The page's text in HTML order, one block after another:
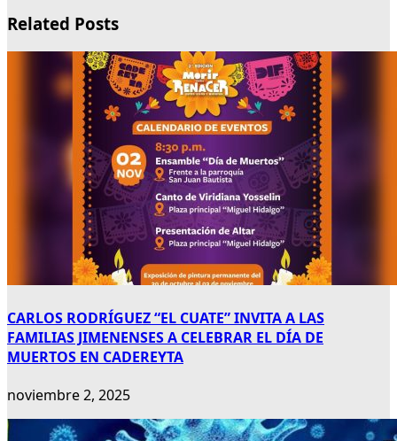
Related Posts
CARLOS RODRÍGUEZ “EL CUATE” INVITA A LAS
FAMILIAS JIMENENSES A CELEBRAR EL DÍA DE
MUERTOS EN CADEREYTA
noviembre 2, 2025